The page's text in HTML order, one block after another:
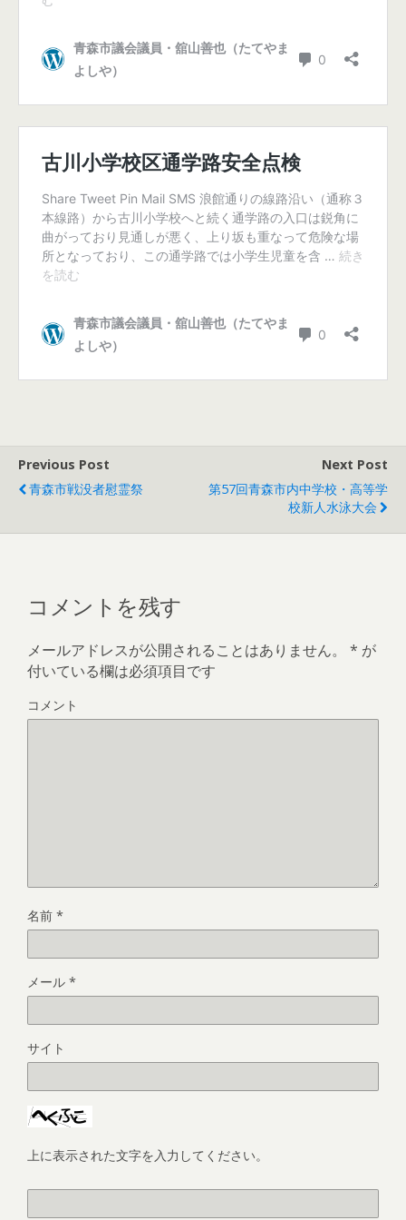
Previous Post
青森市戦没者慰霊祭
Next Post
第57回青森市内中学校・高等学
校新人水泳大会
コメントを残す
メールアドレスが公開されることはありません。 * が
付いている欄は必須項目です
コメント
名前 *
メール *
サイト
上に表示された文字を入力してください。